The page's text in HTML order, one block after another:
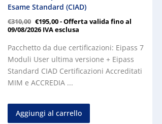
Esame Standard (CIAD)
€310,00 €195,00- Offerta valida fino al
09/08/2026 IVA esclusa
Pacchetto da due certificazioni: Eipass 7
Moduli User ultima versione + Eipass
Standard CIAD Certificazioni Accreditati
MIM e ACCREDIA ...
Aggiungi al carrello